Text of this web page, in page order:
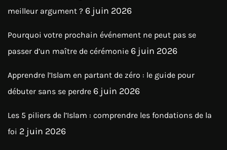
meilleur argument ? 6 juin 2026
Pourquoi votre prochain événement ne peut pas se
passer d’un maître de cérémonie 6 juin 2026
Apprendre l’Islam en partant de zéro : le guide pour
débuter sans se perdre 6 juin 2026
Les 5 piliers de l’Islam : comprendre les fondations de la
foi 2 juin 2026